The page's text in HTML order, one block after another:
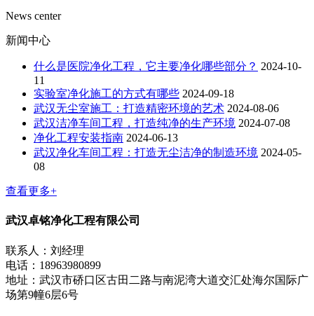
News center
新闻中心
什么是医院净化工程，它主要净化哪些部分？ 2024-10-
11
实验室净化施工的方式有哪些 2024-09-18
武汉无尘室施工：打造精密环境的艺术 2024-08-06
武汉洁净车间工程，打造纯净的生产环境 2024-07-08
净化工程安装指南 2024-06-13
武汉净化车间工程：打造无尘洁净的制造环境 2024-05-
08
查看更多+
武汉卓铭净化工程有限公司
联系人：刘经理
电话：18963980899
地址：武汉市硚口区古田二路与南泥湾大道交汇处海尔国际广
场第9幢6层6号